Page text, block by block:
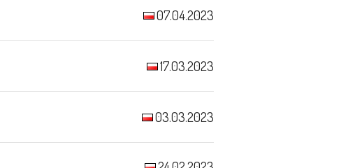
07.04.2023
17.03.2023
03.03.2023